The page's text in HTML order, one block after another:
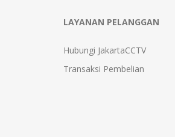
LAYANAN PELANGGAN
Hubungi JakartaCCTV
Transaksi Pembelian